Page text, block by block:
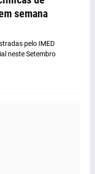
semana
pelo IMED
neste Setembro